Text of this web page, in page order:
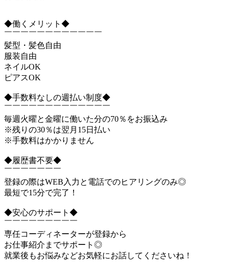
◆働くメリット◆
￣￣￣￣￣￣￣￣￣￣￣￣
髪型・髪色自由
服装自由
ネイルOK
ピアスOK
◆手数料なしの週払い制度◆
￣￣￣￣￣￣￣￣￣￣￣￣￣
毎週火曜と金曜に働いた分の70％をお振込み
※残りの30％は翌月15日払い
※手数料はかかりません
◆履歴書不要◆
￣￣￣￣￣￣￣
登録の際はWEB入力と電話でのヒアリングのみ◎
最短で15分で完了！
◆安心のサポート◆
￣￣￣￣￣￣￣￣￣
専任コーディネーターが登録から
お仕事紹介までサポート◎
就業後もお悩みなどお気軽にお話してくださいね！